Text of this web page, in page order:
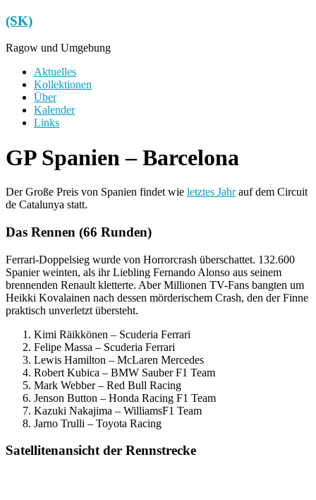
Zum
Inhalt
springen
(SK)
Ragow und Umgebung
Menü
Aktuelles
Kollektionen
Über
Kalender
Links
GP Spanien – Barcelona
Der Große Preis von Spanien findet wie letztes Jahrauf dem Circuit
de Catalunya statt.
Das Rennen (66 Runden)
Ferrari-Doppelsieg wurde von Horrorcrash überschattet. 132.600
Spanier weinten, als ihr Liebling Fernando Alonso aus seinem
brennenden Renault kletterte. Aber Millionen TV-Fans bangten um
Heikki Kovalainen nach dessen mörderischem Crash, den der Finne
praktisch unverletzt übersteht.
Kimi Räikkönen – Scuderia Ferrari
Felipe Massa – Scuderia Ferrari
Lewis Hamilton – McLaren Mercedes
Robert Kubica – BMW Sauber F1 Team
Mark Webber – Red Bull Racing
Jenson Button – Honda Racing F1 Team
Kazuki Nakajima – WilliamsF1 Team
Jarno Trulli – Toyota Racing
Satellitenansicht der Rennstrecke